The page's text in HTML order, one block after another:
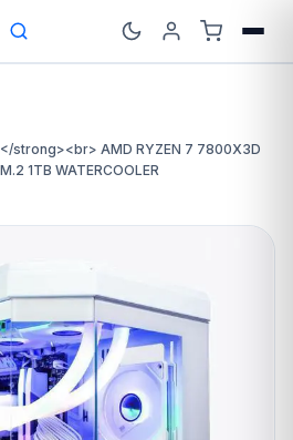
strong><br> AMD RYZEN 7 7800X3D
1TB WATERCOOLER